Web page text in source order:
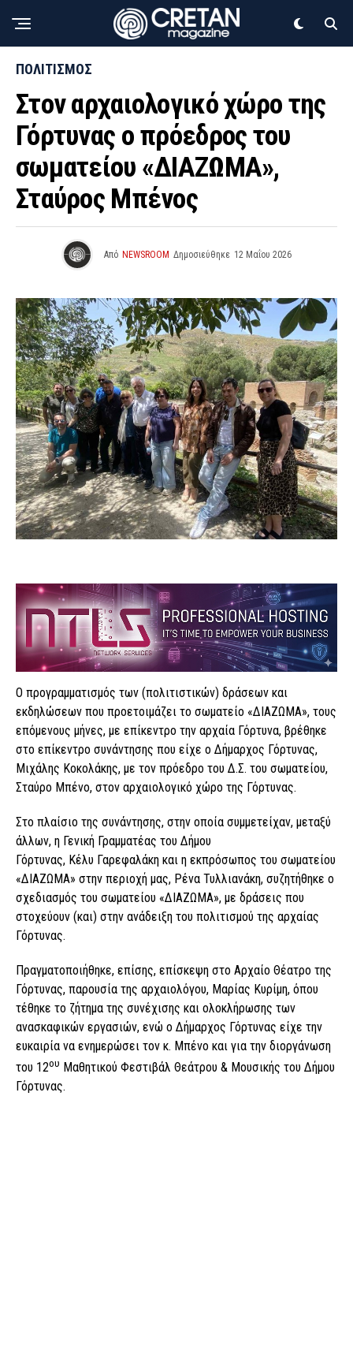
ΠΟΛΙΤΙΣΜΟΣ
Στον αρχαιολογικό χώρο της
Γόρτυνας ο πρόεδρος του
σωματείου «ΔΙΑΖΩΜΑ»,
Σταύρος Μπένος
Από NEWSROOM Δημοσιεύθηκε 12 Μαΐου 2026
Ο προγραμματισμός των (πολιτιστικών) δράσεων και
εκδηλώσεων που προετοιμάζει το σωματείο «ΔΙΑΖΩΜΑ», τους
επόμενους μήνες, με επίκεντρο την αρχαία Γόρτυνα, βρέθηκε
στο επίκεντρο συνάντησης που είχε ο Δήμαρχος Γόρτυνας,
Μιχάλης Κοκολάκης, με τον πρόεδρο του Δ.Σ. του σωματείου,
Σταύρο Μπένο, στον αρχαιολογικό χώρο της Γόρτυνας.
Στο πλαίσιο της συνάντησης, στην οποία συμμετείχαν, μεταξύ
άλλων, η Γενική Γραμματέας του Δήμου
Γόρτυνας, Κέλυ Γαρεφαλάκη και η εκπρόσωπος του σωματείου
«ΔΙΑΖΩΜΑ» στην περιοχή μας, Ρένα Τυλλιανάκη, συζητήθηκε ο
σχεδιασμός του σωματείου «ΔΙΑΖΩΜΑ», με δράσεις που
στοχεύουν (και) στην ανάδειξη του πολιτισμού της αρχαίας
Γόρτυνας.
Πραγματοποιήθηκε, επίσης, επίσκεψη στο Αρχαίο Θέατρο της
Γόρτυνας, παρουσία της αρχαιολόγου, Μαρίας Κυρίμη, όπου
τέθηκε το ζήτημα της συνέχισης και ολοκλήρωσης των
ανασκαφικών εργασιών, ενώ ο Δήμαρχος Γόρτυνας είχε την
ευκαιρία να ενημερώσει τον κ. Μπένο και για την διοργάνωση
του 12ου Μαθητικού Φεστιβάλ Θεάτρου & Μουσικής του Δήμου
Γόρτυνας.